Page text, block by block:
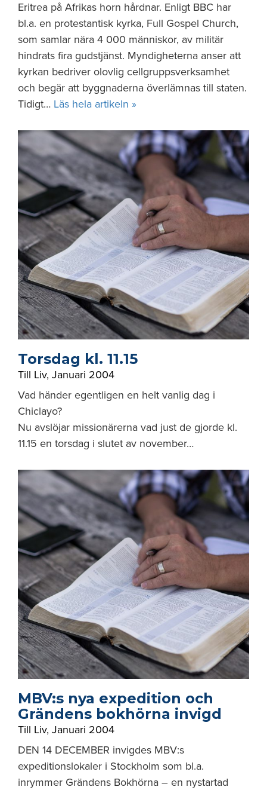
Eritrea på Afrikas horn hårdnar. Enligt BBC har
bl.a. en protestantisk kyrka, Full Gospel Church,
som samlar nära 4 000 människor, av militär
hindrats fira gudstjänst. Myndigheterna anser att
kyrkan bedriver olovlig cellgruppsverksamhet
och begär att byggnaderna överlämnas till staten.
Tidigt… Läs hela artikeln »
Torsdag kl. 11.15
Till Liv, Januari 2004
Vad händer egentligen en helt vanlig dag i
Chiclayo?
Nu avslöjar missionärerna vad just de gjorde kl.
11.15 en torsdag i slutet av november…
MBV:s nya expedition och
Grändens bokhörna invigd
Till Liv, Januari 2004
DEN 14 DECEMBER invigdes MBV:s
expeditionslokaler i Stockholm som bl.a.
inrymmer Grändens Bokhörna – en nystartad